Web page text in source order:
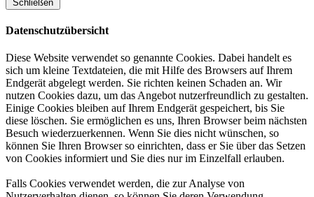
Schließen
Datenschutzübersicht
Diese Website verwendet so genannte Cookies. Dabei handelt es
sich um kleine Textdateien, die mit Hilfe des Browsers auf Ihrem
Endgerät abgelegt werden. Sie richten keinen Schaden an. Wir
nutzen Cookies dazu, um das Angebot nutzerfreundlich zu gestalten.
Einige Cookies bleiben auf Ihrem Endgerät gespeichert, bis Sie
diese löschen. Sie ermöglichen es uns, Ihren Browser beim nächsten
Besuch wiederzuerkennen. Wenn Sie dies nicht wünschen, so
können Sie Ihren Browser so einrichten, dass er Sie über das Setzen
von Cookies informiert und Sie dies nur im Einzelfall erlauben.
Falls Cookies verwendet werden, die zur Analyse von